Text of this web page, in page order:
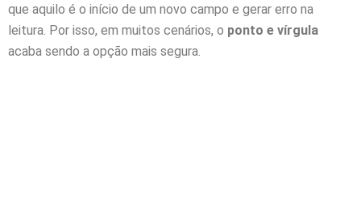
que aquilo é o início de um novo campo e gerar erro na
leitura. Por isso, em muitos cenários, o ponto e vírgula
acaba sendo a opção mais segura.